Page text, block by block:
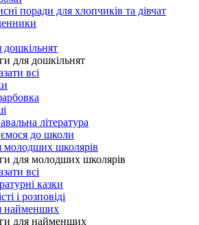
поради для хлопчиків та дівчат
для дошкільнят
всі
література
до школи
молодших школярів
для молодших школярів
всі
казки
і розповіді
найменших
для найменших